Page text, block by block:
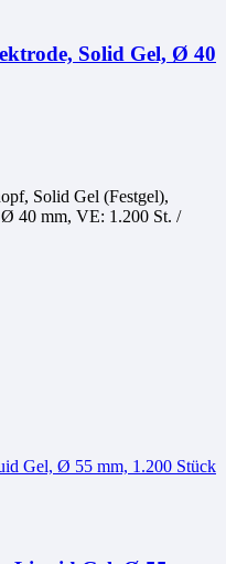
Solid Gel, Ø 40
Solid Gel (Festgel),
40 mm, VE: 1.200 St. /